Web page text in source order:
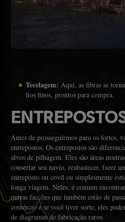
Tecelagem: Aqui, as fibras se
fios finos, prontos para compra.
Antes de prosseguirmos para os fortes,
entrepostos. Os entrepostos são
alvos de pilhagem. Eles são áreas
consertar seu navio, reabastecer, fazer
entreposto ou covil ou simplesmente
longa viagem. Neles, é comum
outras facções que também estão de
comércio e se você tiver sorte, eles
de diagramas de fabricação raros.